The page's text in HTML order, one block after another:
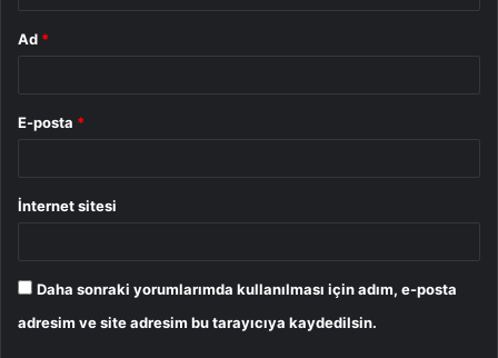
Ad *
E-posta *
İnternet sitesi
Daha sonraki yorumlarımda kullanılması için adım, e-posta
adresim ve site adresim bu tarayıcıya kaydedilsin.